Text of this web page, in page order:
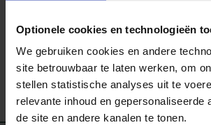
Optionele cookies en technologieën
We gebruiken cookies en andere
site betrouwbaar te laten werken, om
stellen statistische analyses uit te
relevante inhoud en gepersonaliseerde
de site en andere kanalen te tonen.
ter wereld en verrijk jezelf door een
Alle reizen Familiereizen